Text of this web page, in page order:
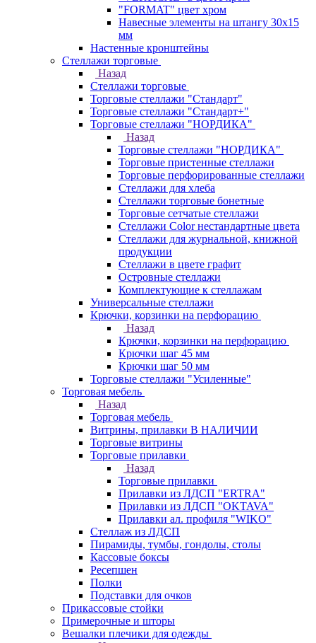
"FORMAT" цвет хром
Навесные элементы на штангу 30х15
мм
Настенные кронштейны
Стеллажи торговые
Назад
Стеллажи торговые
Торговые стеллажи "Стандарт"
Торговые стеллажи "Стандарт+"
Торговые стеллажи "НОРДИКА"
Назад
Торговые стеллажи "НОРДИКА"
Торговые пристенные стеллажи
Торговые перфорированные стеллажи
Стеллажи для хлеба
Стеллажи торговые бонетные
Торговые сетчатые стеллажи
Стеллажи Color нестандартные цвета
Стеллажи для журнальной, книжной
продукции
Стеллажи в цвете графит
Островные стеллажи
Комплектующие к стеллажам
Универсальные стеллажи
Крючки, корзинки на перфорацию
Назад
Крючки, корзинки на перфорацию
Крючки шаг 45 мм
Крючки шаг 50 мм
Торговые стеллажи "Усиленные"
Торговая мебель
Назад
Торговая мебель
Витрины, прилавки В НАЛИЧИИ
Торговые витрины
Торговые прилавки
Назад
Торговые прилавки
Прилавки из ЛДСП "ERTRA"
Прилавки из ЛДСП "OKTAVA"
Прилавки ал. профиля "WIKO"
Стеллаж из ЛДСП
Пирамиды, тумбы, гондолы, столы
Кассовые боксы
Ресепшен
Полки
Подставки для очков
Прикассовые стойки
Примерочные и шторы
Вешалки плечики для одежды